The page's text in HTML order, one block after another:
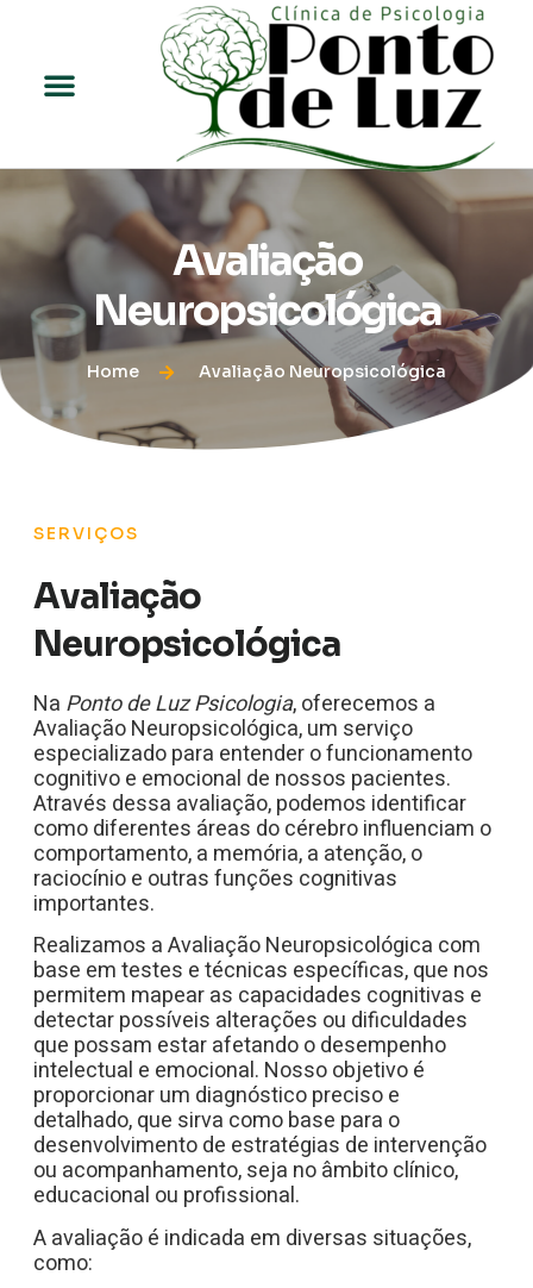
Avaliação
Neuropsicológica
Home Avaliação Neuropsicológica
SERVIÇOS
Avaliação
Neuropsicológica
Na Ponto de Luz Psicologia, oferecemos a
Avaliação Neuropsicológica, um serviço
especializado para entender o funcionamento
cognitivo e emocional de nossos pacientes.
Através dessa avaliação, podemos identificar
como diferentes áreas do cérebro influenciam o
comportamento, a memória, a atenção, o
raciocínio e outras funções cognitivas
importantes.
Realizamos a Avaliação Neuropsicológica com
base em testes e técnicas específicas, que nos
permitem mapear as capacidades cognitivas e
detectar possíveis alterações ou dificuldades
que possam estar afetando o desempenho
intelectual e emocional. Nosso objetivo é
proporcionar um diagnóstico preciso e
detalhado, que sirva como base para o
desenvolvimento de estratégias de intervenção
ou acompanhamento, seja no âmbito clínico,
educacional ou profissional.
A avaliação é indicada em diversas situações,
como: